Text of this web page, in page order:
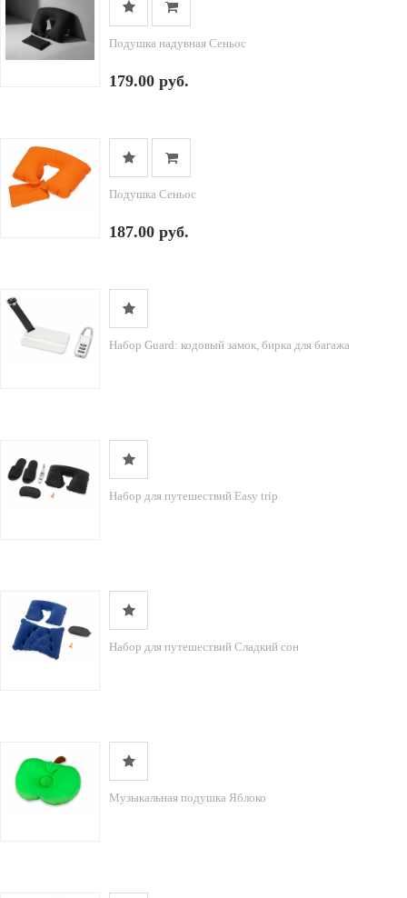
Подушка надувная Сеньос
179.00 руб.
Подушка Сеньос
187.00 руб.
Набор Guard: кодовый замок, бирка для багажа
Набор для путешествий Easy trip
Набор для путешествий Сладкий сон
Музыкальная подушка Яблоко